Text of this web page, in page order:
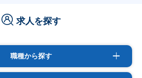
求人を探す
職種から探す